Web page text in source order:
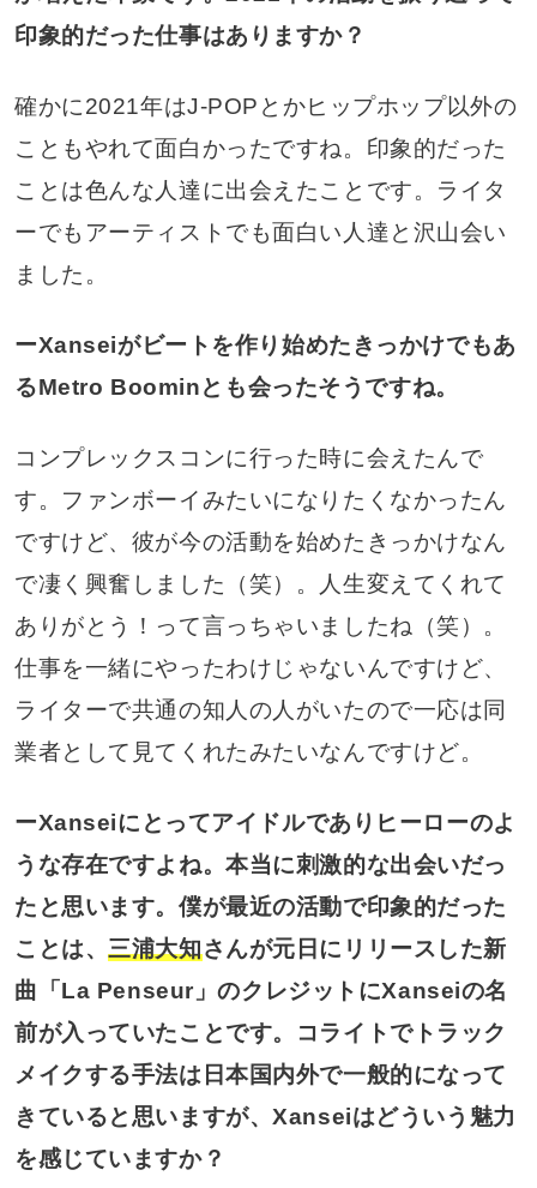
印象的だった仕事はありますか？
確かに2021年はJ-POPとかヒップホップ以外の
こともやれて面白かったですね。印象的だった
ことは色んな人達に出会えたことです。ライタ
ーでもアーティストでも面白い人達と沢山会い
ました。
ーXanseiがビートを作り始めたきっかけでもあ
るMetro Boominとも会ったそうですね。
コンプレックスコンに行った時に会えたんで
す。ファンボーイみたいになりたくなかったん
ですけど、彼が今の活動を始めたきっかけなん
で凄く興奮しました（笑）。人生変えてくれて
ありがとう！って言っちゃいましたね（笑）。
仕事を一緒にやったわけじゃないんですけど、
ライターで共通の知人の人がいたので一応は同
業者として見てくれたみたいなんですけど。
ーXanseiにとってアイドルでありヒーローのよ
うな存在ですよね。本当に刺激的な出会いだっ
たと思います。僕が最近の活動で印象的だった
ことは、三浦大知さんが元日にリリースした新
曲「La Penseur」のクレジットにXanseiの名
前が入っていたことです。コライトでトラック
メイクする手法は日本国内外で一般的になって
きていると思いますが、Xanseiはどういう魅力
を感じていますか？